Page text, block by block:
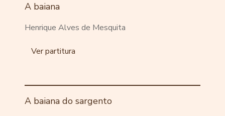
A baiana
Henrique Alves de Mesquita
Ver partitura
A baiana do sargento